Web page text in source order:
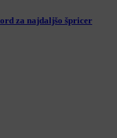
za najdaljšo špricer